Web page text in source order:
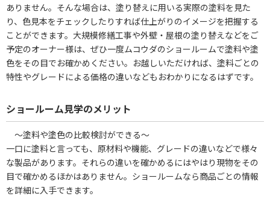
ありません。そんな場合は、塗り替えに用いる実際の塗料を見た
り、色見本をチェックしたりすれば仕上がりのイメージを把握する
ことができます。大規模修繕工事や外壁・屋根の塗り替えなどをご
予定のオーナー様は、ぜひ一度ムコウダのショールームで塗料や塗
色をその目でお確かめください。お越しいただければ、塗料ごとの
特性やグレードによる価格の違いなどもおわかりになるはずです。
ショールーム見学のメリット
～塗料や塗色の比較検討ができる～
一口に塗料と言っても、原材料や機能、グレードの違いなどで様々
な製品があります。それらの違いを確かめるにはやはり現物をその
目で確かめるほかはありません。ショールームなら商品ごとの情報
を詳細に入手できます。